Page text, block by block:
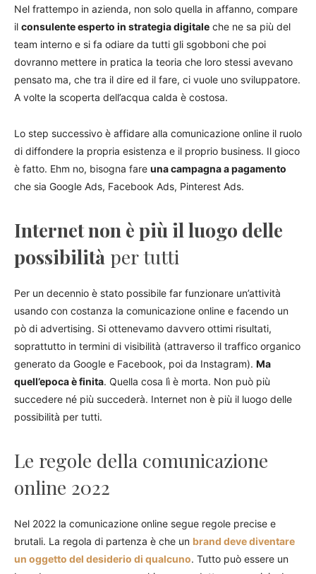
Nel frattempo in azienda, non solo quella in affanno, compare
il consulente esperto in strategia digitale che ne sa più del
team interno e si fa odiare da tutti gli sgobboni che poi
dovranno mettere in pratica la teoria che loro stessi avevano
pensato ma, che tra il dire ed il fare, ci vuole uno sviluppatore.
A volte la scoperta dell’acqua calda è costosa.
Lo step successivo è affidare alla comunicazione online il ruolo
di diffondere la propria esistenza e il proprio business. Il gioco
è fatto. Ehm no, bisogna fare una campagna a pagamento
che sia Google Ads, Facebook Ads, Pinterest Ads.
Internet non è più il luogo delle
possibilità per tutti
Per un decennio è stato possibile far funzionare un’attività
usando con costanza la comunicazione online e facendo un
pò di advertising. Si ottenevamo davvero ottimi risultati,
soprattutto in termini di visibilità (attraverso il traffico organico
generato da Google e Facebook, poi da Instagram). Ma
quell’epoca è finita. Quella cosa lì è morta. Non può più
succedere né più succederà. Internet non è più il luogo delle
possibilità per tutti.
Le regole della comunicazione
online 2022
Nel 2022 la comunicazione online segue regole precise e
brutali. La regola di partenza è che un brand deve diventare
un oggetto del desiderio di qualcuno. Tutto può essere un